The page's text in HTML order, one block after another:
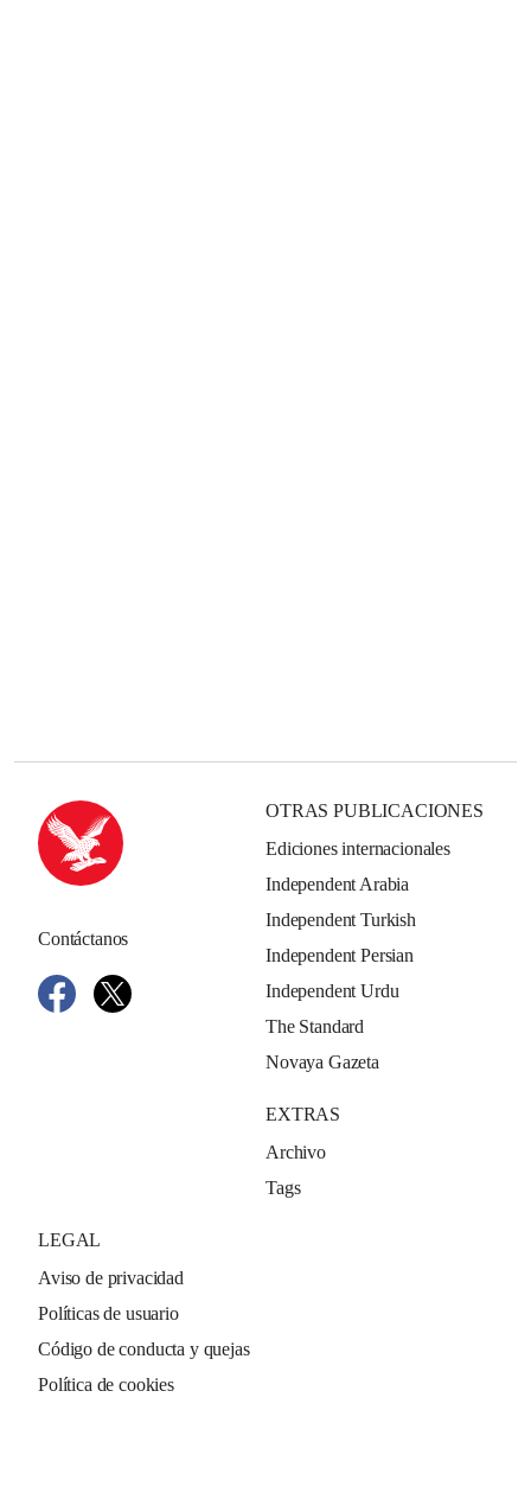
Contáctanos
OTRAS PUBLICACIONES
Ediciones internacionales
Independent Arabia
Independent Turkish
Independent Persian
Independent Urdu
The Standard
Novaya Gazeta
EXTRAS
Archivo
Tags
LEGAL
Aviso de privacidad
Políticas de usuario
Código de conducta y quejas
Política de cookies